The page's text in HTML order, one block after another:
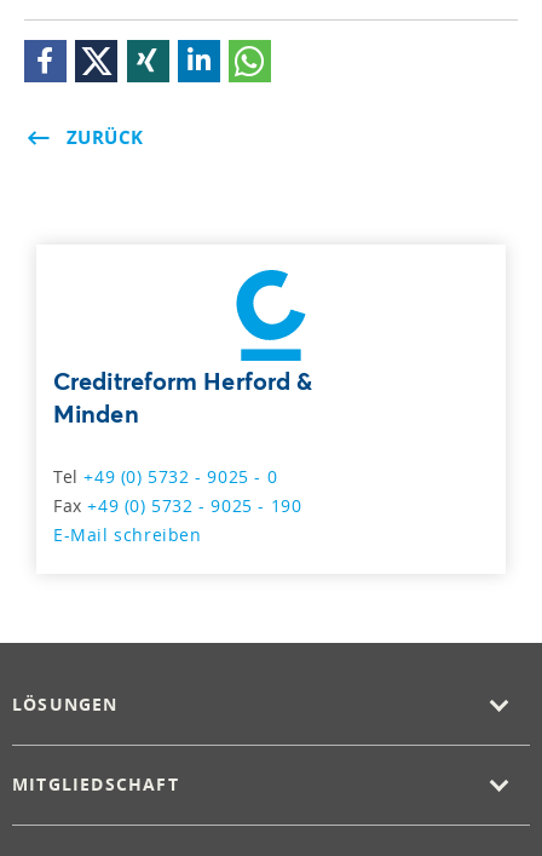
ZURÜCK
Creditreform Herford &
Minden
Tel+49 (0) 5732 - 9025 - 0
Fax+49 (0) 5732 - 9025 - 190
E-Mail schreiben
LÖSUNGEN
MITGLIEDSCHAFT